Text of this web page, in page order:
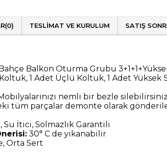
(0) TESLIMAT VE KURULUM SATIŞ
Balkon Oturma Grubu
1 Adet Üçlü Koltuk, 1 Adet Yüksek
nemli bir bezle
tüm parçalar demonte olarak
Su İtici, Solmazlık Garantili
30° C de yıkanabilir
Orta Sert